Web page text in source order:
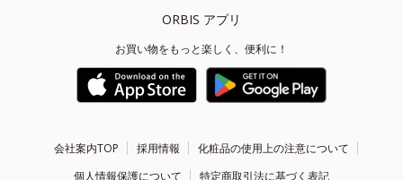
ORBIS アプリ
お買い物をもっと楽しく、便利に！
会社案内TOP 採用情報
化粧品の使用上の注意について
個人情報保護について
特定商取引法に基づく表記